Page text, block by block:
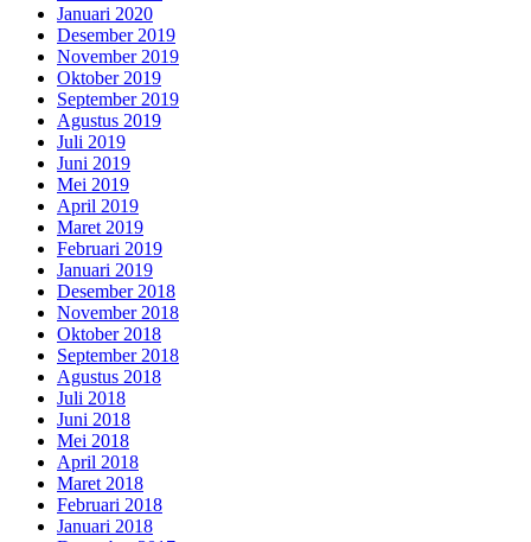
Januari 2020
Desember 2019
November 2019
Oktober 2019
September 2019
Agustus 2019
Juli 2019
Juni 2019
Mei 2019
April 2019
Maret 2019
Februari 2019
Januari 2019
Desember 2018
November 2018
Oktober 2018
September 2018
Agustus 2018
Juli 2018
Juni 2018
Mei 2018
April 2018
Maret 2018
Februari 2018
Januari 2018